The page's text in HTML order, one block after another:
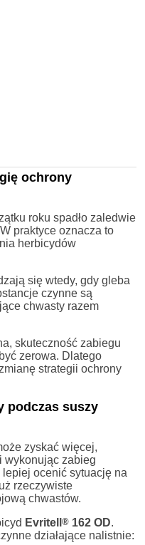
ochrony
roku spadło zaledwie
praktyce oznacza to
herbicydów
się wtedy, gdy gleba
czynne są
chwasty razem
skuteczność zabiegu
zerowa. Dlatego
strategii ochrony
podczas suszy
zyskać więcej,
wykonując zabieg
ocenić sytuację na
rzeczywiste
chwastów.
Evritell ® 162 OD.
działające nalistnie: